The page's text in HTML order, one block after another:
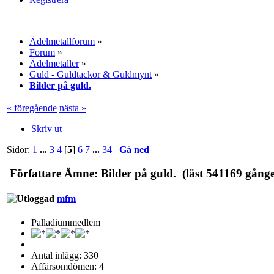
Ädelmetallforum »
Forum »
Ädelmetaller»
Guld - Guldtackor & Guldmynt »
Bilder på guld.
« föregående nästa »
Skriv ut
Sidor: 1 ... 3 4 [5] 6 7 ... 34 Gå ned
Författare Ämne: Bilder på guld. (läst 541169
mfm
Palladiummedlem
Antal inlägg: 330
Affärsomdömen: 4